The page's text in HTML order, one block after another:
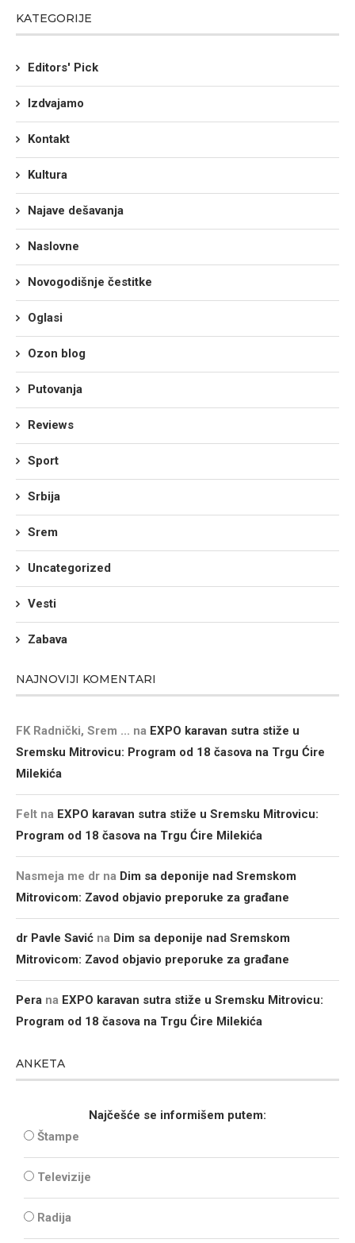
KATEGORIJE
Editors' Pick
Izdvajamo
Kontakt
Kultura
Najave dešavanja
Naslovne
Novogodišnje čestitke
Oglasi
Ozon blog
Putovanja
Reviews
Sport
Srbija
Srem
Uncategorized
Vesti
Zabava
NAJNOVIJI KOMENTARI
FK Radnički, Srem ... na EXPO karavan sutra stiže u
Sremsku Mitrovicu: Program od 18 časova na Trgu Ćire
Milekića
Felt na EXPO karavan sutra stiže u Sremsku Mitrovicu:
Program od 18 časova na Trgu Ćire Milekića
Nasmeja me dr na Dim sa deponije nad Sremskom
Mitrovicom: Zavod objavio preporuke za građane
dr Pavle Savić na Dim sa deponije nad Sremskom
Mitrovicom: Zavod objavio preporuke za građane
Pera na EXPO karavan sutra stiže u Sremsku Mitrovicu:
Program od 18 časova na Trgu Ćire Milekića
ANKETA
Najčešće se informišem putem:
Štampe
Televizije
Radija